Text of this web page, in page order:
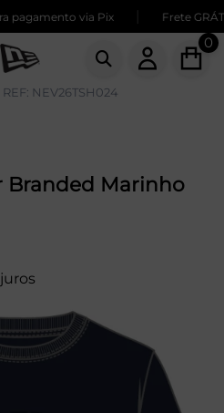
pagamento via Pix Frete
0
REF: NEV26TSH024
Branded Marinho